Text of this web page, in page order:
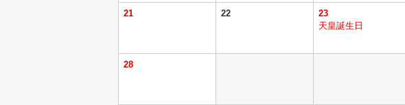
21 22
23
天皇誕生日
28